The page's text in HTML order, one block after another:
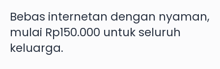
Bebas internetan dengan nyaman,
mulai Rp150.000 untuk seluruh
keluarga.